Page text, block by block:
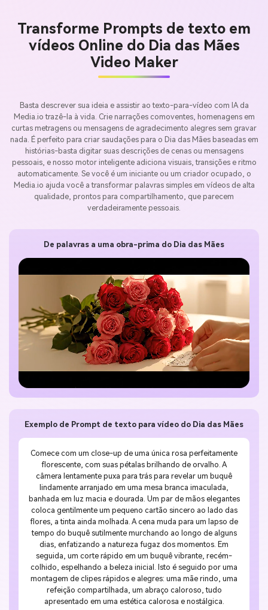
Transforme Prompts de texto em
vídeos Online do Dia das Mães
Video Maker
Basta descrever sua ideia e assistir ao texto-para-vídeo com IA da
Media.io trazê-la à vida. Crie narrações comoventes, homenagens em
curtas metragens ou mensagens de agradecimento alegres sem gravar
nada. É perfeito para criar saudações para o Dia das Mães baseadas em
histórias-basta digitar suas descrições de cenas ou mensagens
pessoais, e nosso motor inteligente adiciona visuais, transições e ritmo
automaticamente. Se você é um iniciante ou um criador ocupado, o
Media.io ajuda você a transformar palavras simples em vídeos de alta
qualidade, prontos para compartilhamento, que parecem
verdadeiramente pessoais.
Exemplo de Prompt de texto para vídeo do Dia das Mães
Comece com um close-up de uma única rosa perfeitamente
florescente, com suas pétalas brilhando de orvalho. A
câmera lentamente puxa para trás para revelar um buquê
lindamente arranjado em uma mesa branca imaculada,
banhada em luz macia e dourada. Um par de mãos elegantes
coloca gentilmente um pequeno cartão sincero ao lado das
flores, a tinta ainda molhada. A cena muda para um lapso de
tempo do buquê sutilmente murchando ao longo de alguns
dias, enfatizando a natureza fugaz dos momentos. Em
seguida, um corte rápido em um buquê vibrante, recém-
colhido, espelhando a beleza inicial. Isto é seguido por uma
montagem de clipes rápidos e alegres: uma mãe rindo, uma
refeição compartilhada, um abraço caloroso, tudo
apresentado em uma estética calorosa e nostálgica.
De palavras a uma obra-prima do Dia das Mães